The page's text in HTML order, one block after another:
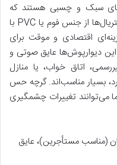
سبک و چسبی هستند که
نصب آن‌ها فوق‌العاده آسان است. این متریال‌ها از جنس فوم یا PVC با
اقتصادی و موقت برای
دیوارپوش‌ها عایق صوتی و
اتاق خواب، یا منازل
بسیار مناسب‌اند. گرچه حس
می‌توانند تغییرات چشمگیری
(مناسب مستأجرین)، عایق